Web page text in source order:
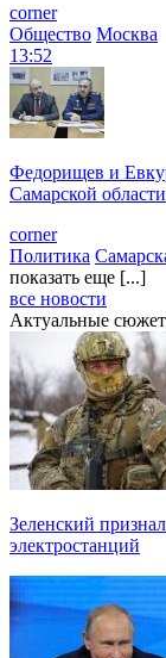
corner
Общество Москва
13:52
Федорищев и
Самарской области
corner
Политика
показать еще [...]
все новости
Актуальные
Зеленский
электростанций